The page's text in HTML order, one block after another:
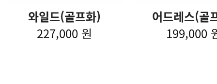
와일드(골프화)
227,000 원
어드레스(골
199,000